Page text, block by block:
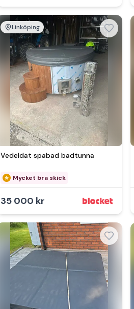
Linköping
Vedeldat spabad badtunna
Mycket bra skick
35 000 kr